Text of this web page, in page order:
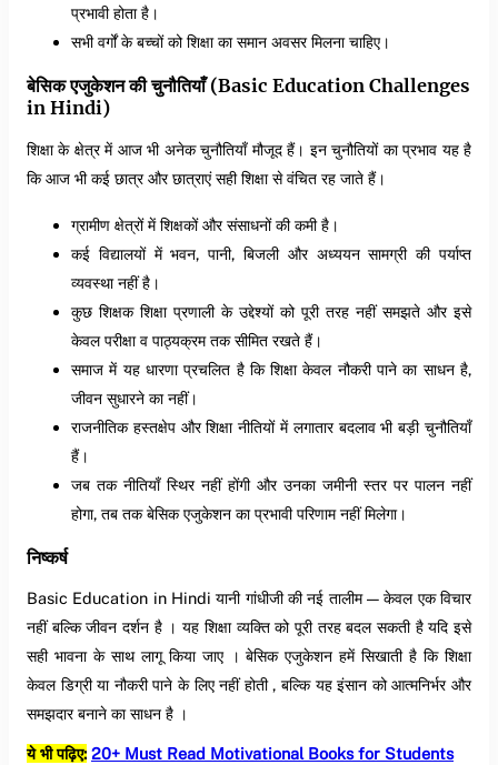
प्रभावी होता है।
सभी वर्गों के बच्चों को शिक्षा का समान अवसर मिलना चाहिए।
बेसिक एजुकेशन की चुनौतियाँ (Basic Education Challenges
in Hindi)
शिक्षा के क्षेत्र में आज भी अनेक चुनौतियाँ मौजूद हैं। इन चुनौतियों का प्रभाव यह है
कि आज भी कई छात्र और छात्राएं सही शिक्षा से वंचित रह जाते हैं।
ग्रामीण क्षेत्रों में शिक्षकों और संसाधनों की कमी है।
कई विद्यालयों में भवन, पानी, बिजली और अध्ययन सामग्री की पर्याप्त
व्यवस्था नहीं है।
कुछ शिक्षक शिक्षा प्रणाली के उद्देश्यों को पूरी तरह नहीं समझते और इसे
केवल परीक्षा व पाठ्यक्रम तक सीमित रखते हैं।
समाज में यह धारणा प्रचलित है कि शिक्षा केवल नौकरी पाने का साधन है,
जीवन सुधारने का नहीं।
राजनीतिक हस्तक्षेप और शिक्षा नीतियों में लगातार बदलाव भी बड़ी चुनौतियाँ
हैं।
जब तक नीतियाँ स्थिर नहीं होंगी और उनका जमीनी स्तर पर पालन नहीं
होगा, तब तक बेसिक एजुकेशन का प्रभावी परिणाम नहीं मिलेगा।
निष्कर्ष
Basic Education in Hindi यानी गांधीजी की नई तालीम — केवल एक विचार
नहीं बल्कि जीवन दर्शन है । यह शिक्षा व्यक्ति को पूरी तरह बदल सकती है यदि इसे
सही भावना के साथ लागू किया जाए । बेसिक एजुकेशन हमें सिखाती है कि शिक्षा
केवल डिग्री या नौकरी पाने के लिए नहीं होती , बल्कि यह इंसान को आत्मनिर्भर और
समझदार बनाने का साधन है ।
ये भी पढ़िए: 20+ Must Read Motivational Books for Students